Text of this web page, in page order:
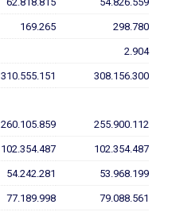
169.265 298.780
2.904
310.555.151 308.156.300
260.105.859 255.900.112
102.354.487 102.354.487
54.242.281 53.968.199
77.189.998 79.088.561